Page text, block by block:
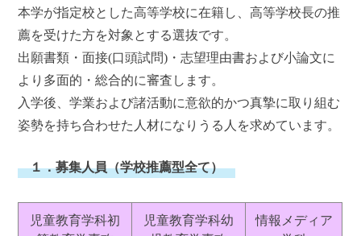
本学が指定校とした高等学校に在籍し、高等学校長の推
薦を受けた方を対象とする選抜です。
出願書類・面接(口頭試問)・志望理由書および小論文に
より多面的・総合的に審査します。
入学後、学業および諸活動に意欲的かつ真摯に取り組む
姿勢を持ち合わせた人材になりうる人を求めています。
１．募集人員（学校推薦型全て）
児童教育学科初
児童教育学科幼
情報メディア